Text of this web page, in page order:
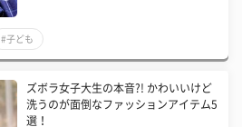
#子ども
ズボラ女子大生の本音?! かわいいけど
洗うのが面倒なファッションアイテム5
選！